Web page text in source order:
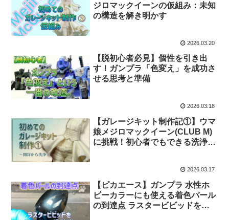
ジロマックイーンの仮組み：未知
の構造を解き明かす
2026.03.20
【脱初心者必見】個性を引き出
す！ガンプラ「色変え」を成功さ
せる思考と準備
2026.03.18
【ガレージキット制作記①】ウマ
娘メジロマックイーン(CLUB M)
に挑戦！初心者でもできる洗浄・
2026.03.17
【ピカエース】ガンプラ 水性ホ
ビーカラーにも使える着色パール
の到達点 ラスタービビッドを使